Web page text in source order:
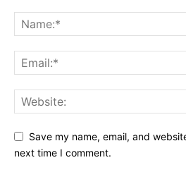
Save my name, email, and
next time I comment.